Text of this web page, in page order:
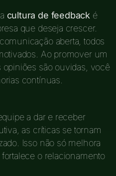
cultura de feedback é
que deseja crescer.
aberta, todos
Ao promover um
são ouvidas, você
contínuas.
a dar e receber
as críticas se tornam
Isso não só melhora
o relacionamento